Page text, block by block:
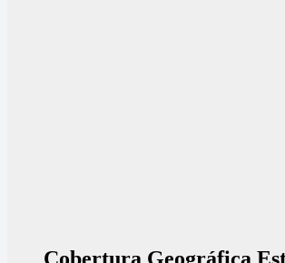
Cobertura Geográfica